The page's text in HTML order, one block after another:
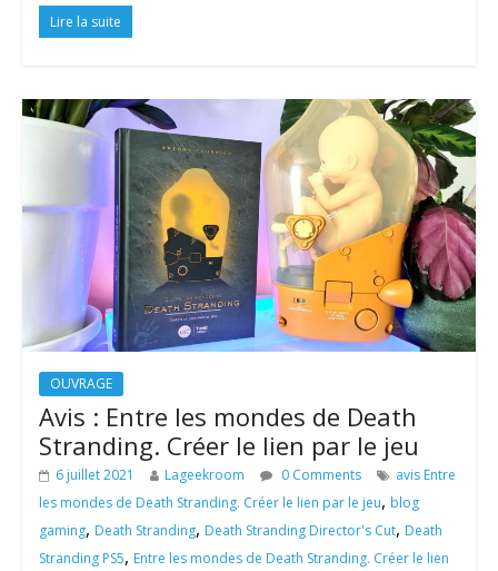
Lire la suite
OUVRAGE
Avis : Entre les mondes de Death
Stranding. Créer le lien par le jeu
6 juillet 2021 Lageekroom 0 Comments
avis Entre
les mondes de Death Stranding. Créer le lien par le jeu, blog
gaming, Death Stranding, Death Stranding Director's Cut, Death
Stranding PS5, Entre les mondes de Death Stranding. Créer le lien